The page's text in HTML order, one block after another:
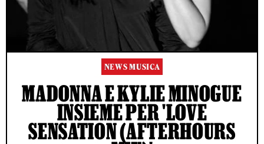
NEWS MUSICA
MADONNA E KYLIE MINOGUE
INSIEME PER 'LOVE
SENSATION (AFTERHOURS